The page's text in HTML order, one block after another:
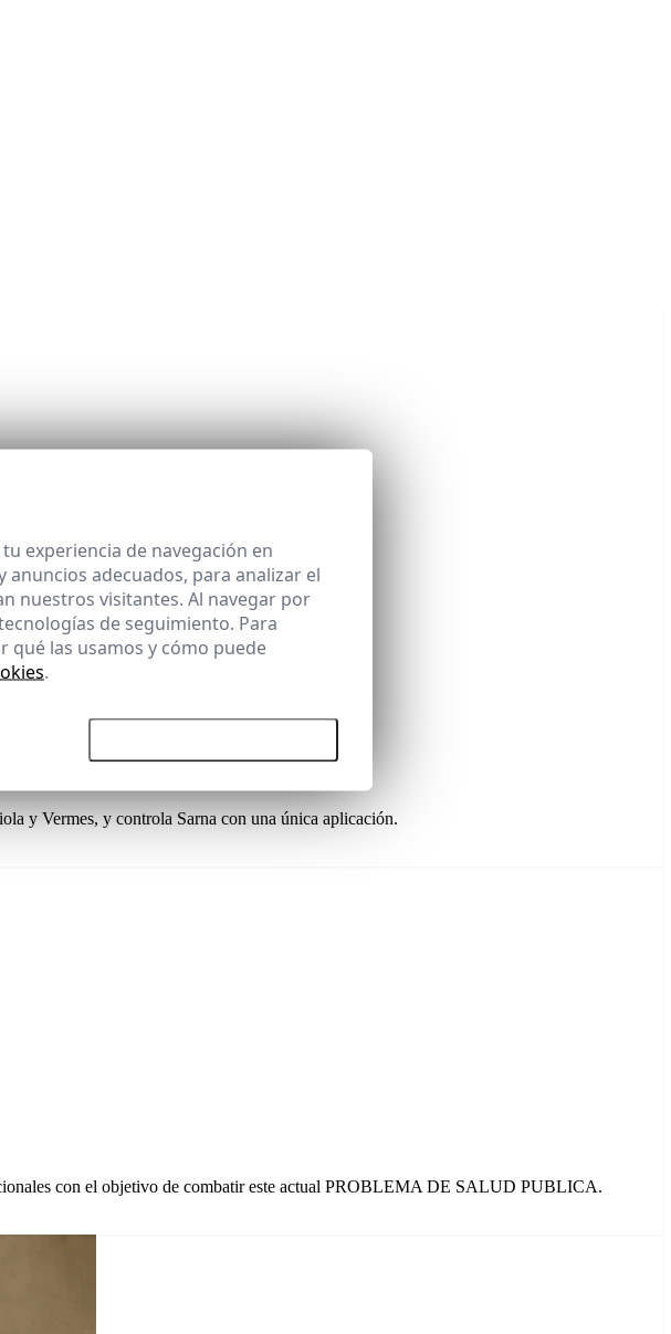
y Vermes, y controla Sarna con una única aplicación.
con el objetivo de combatir este actual PROBLEMA DE SALUD PUBLICA.
experiencia de navegación en
adecuados, para analizar el
nuestros visitantes. Al navegar por
de seguimiento. Para
qué las usamos y cómo puede
.